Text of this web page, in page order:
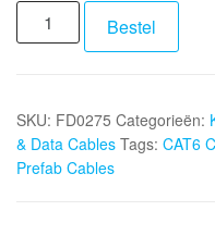
DAP
CAT6
F/UTP
Black
0.75
Bestel
SKU: FD0275 Categorieën:
& Data Cables Tags: CAT6
Prefab Cables